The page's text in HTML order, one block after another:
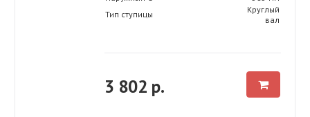
Тип ступицы
Круглый
вал
3 802 р.